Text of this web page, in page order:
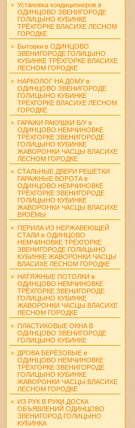
Установка кондиционеров в
ОДИНЦОВО ЗВЕНИГОРОДЕ
ГОЛИЦЫНО КУБИНКЕ
ТРЁХГОРКЕ ВЛАСИХЕ ЛЕСНОМ
ГОРОДКЕ
Бытовки в ОДИНЦОВО
ЗВЕНИГОРОДЕ ГОЛИЦЫНО
КУБИНКЕ ТРЁХГОРКЕ ВЛАСИХЕ
ЛЕСНОМ ГОРОДКЕ
НАРКОЛОГ НА ДОМУ в
ОДИНЦОВО ЗВЕНИГОРОДЕ
ГОЛИЦЫНО КУБИНКЕ
ТРЁХГОРКЕ ВЛАСИХЕ ЛЕСНОМ
ГОРОДКЕ
ГАРАЖИ РАКУШКИ Б/У в
ОДИНЦОВО НЕМЧИНОВКЕ
ТРЁХГОРКЕ ЗВЕНИГОРОДЕ
ГОЛИЦЫНО КУБИНКЕ
ЖАВОРОНКИ ЧАСЦЫ ВЛАСИХЕ
ЛЕСНОМ ГОРОДКЕ
СТАЛЬНЫЕ ДВЕРИ РЕШЁТКИ
ГАРАЖНЫЕ ВОРОТА в
ОДИНЦОВО НЕМЧИНОВКЕ
ТРЁХГОРКЕ ЗВЕНИГОРОДЕ
ГОЛИЦЫНО КУБИНКЕ
ЖАВОРОНКИ ЧАСЦЫ ВЛАСИХЕ
ВЯЗЁМЫ
ПЕРИЛА ИЗ НЕРЖАВЕЮЩЕЙ
СТАЛИ в ОДИНЦОВО
НЕМЧИНОВКЕ ТРЁХГОРКЕ
ЗВЕНИГОРОДЕ ГОЛИЦЫНО
КУБИНКЕ ЖАВОРОНКИ ЧАСЦЫ
ВЛАСИХЕ ЛЕСНОМ ГОРОДКЕ
НАТЯЖНЫЕ ПОТОЛКИ в
ОДИНЦОВО НЕМЧИНОВКЕ
ТРЁХГОРКЕ ЗВЕНИГОРОДЕ
ГОЛИЦЫНО КУБИНКЕ
ЖАВОРОНКИ ЧАСЦЫ ВЛАСИХЕ
ЛЕСНОМ ГОРОДКЕ
ПЛАСТИКОВЫЕ ОКНА В
ОДИНЦОВО ЗВЕНИГОРОДЕ
ГОЛИЦЫНО КУБИНКЕ
ДРОВА БЕРЁЗОВЫЕ в
ОДИНЦОВО НЕМЧИНОВКЕ
ТРЁХГОРКЕ ЗВЕНИГОРОДЕ
ГОЛИЦЫНО КУБИНКЕ
ЖАВОРОНКИ ЧАСЦЫ ВЛАСИХЕ
ЛЕСНОМ ГОРОДКЕ
ИЗ РУК В РУКИ ДОСКА
ОБЪЯВЛЕНИЙ ОДИНЦОВО
ЗВЕНИГОРОД ГОЛИЦЫНО
КУБИНКА